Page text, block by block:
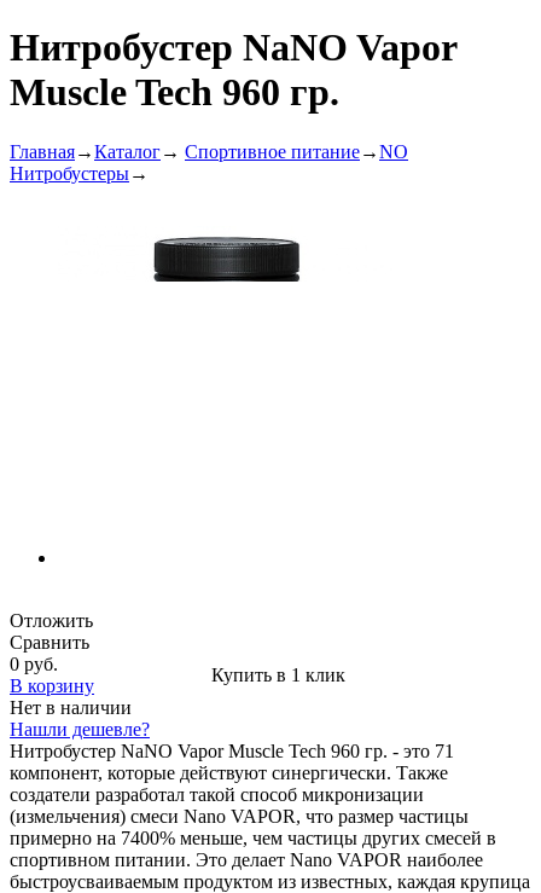
Нитробустер NaNO Vapor
Muscle Tech 960 гр.
Главная→Каталог→ Спортивное питание→NO
Нитробустеры→
Отложить
Сравнить
0 руб.
В корзину
Купить в 1 клик
Нет в наличии
Нашли дешевле?
Нитробустер NaNO Vapor Muscle Tech 960 гр. - это 71
компонент, которые действуют синергически. Также
создатели разработал такой способ микронизации
(измельчения) смеси Nano VAPOR, что размер частицы
примерно на 7400% меньше, чем частицы других смесей в
спортивном питании. Это делает Nano VAPOR наиболее
быстроусваиваемым продуктом из известных, каждая крупица